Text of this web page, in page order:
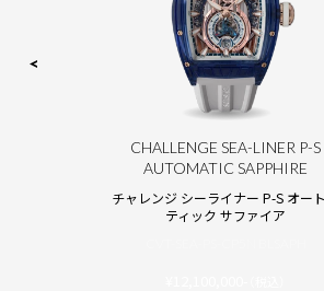
CHALLENGE SEA-LINER P-S
AUTOMATIC SAPPHIRE
チャレンジ シーライナー P-S オー
ティック サファイア